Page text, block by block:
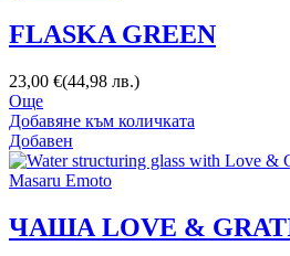
FLASKA GREEN
23,00 €(44,98 лв.)
Още
Добавяне към количката
Добавен
ЧАША LOVE &